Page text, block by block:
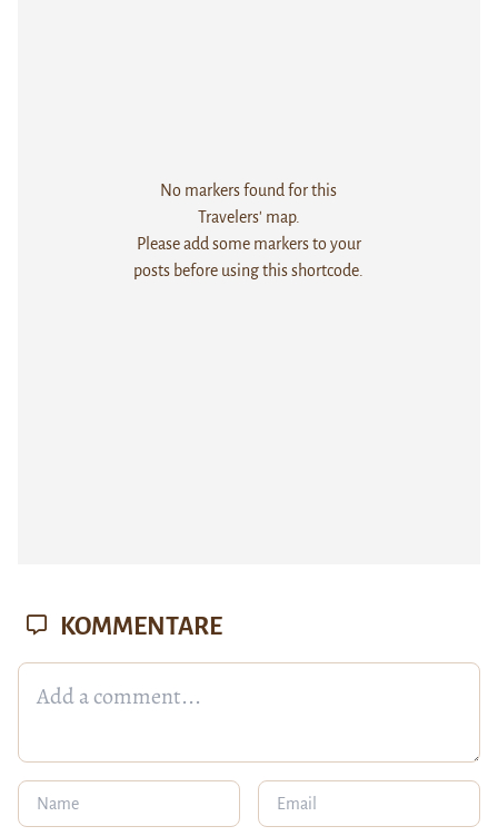
No markers found for this
Travelers' map.
Please add some markers to your
posts before using this shortcode.
KOMMENTARE